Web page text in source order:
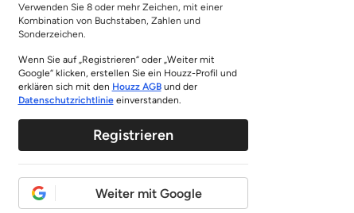
Verwenden Sie 8 oder mehr Zeichen, mit einer
Kombination von Buchstaben, Zahlen und
Sonderzeichen.
Wenn Sie auf „Registrieren“ oder „Weiter mit
Google“ klicken, erstellen Sie ein Houzz-Profil und
erklären sich mit den Houzz AGBund der
Datenschutzrichtlinieeinverstanden.
Registrieren
Weiter mit Google